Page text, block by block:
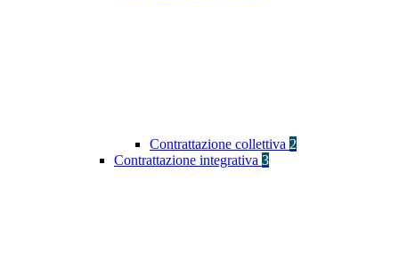
Contrattazione collettiva 2
Contrattazione integrativa 3